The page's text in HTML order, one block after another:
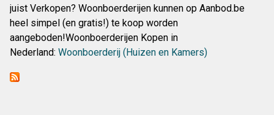
juist Verkopen? Woonboerderijen kunnen op Aanbod.be
heel simpel (en gratis!) te koop worden
aangeboden!Woonboerderijen Kopen in
Nederland: Woonboerderij (Huizen en Kamers)